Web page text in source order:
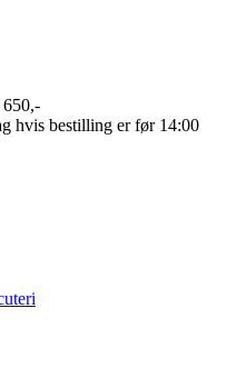
650,-
hvis bestilling er før 14:00